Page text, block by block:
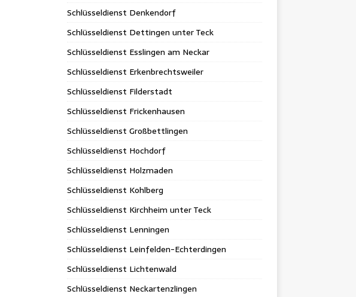
Schlüsseldienst Denkendorf
Schlüsseldienst Dettingen unter Teck
Schlüsseldienst Esslingen am Neckar
Schlüsseldienst Erkenbrechtsweiler
Schlüsseldienst Filderstadt
Schlüsseldienst Frickenhausen
Schlüsseldienst Großbettlingen
Schlüsseldienst Hochdorf
Schlüsseldienst Holzmaden
Schlüsseldienst Kohlberg
Schlüsseldienst Kirchheim unter Teck
Schlüsseldienst Lenningen
Schlüsseldienst Leinfelden-Echterdingen
Schlüsseldienst Lichtenwald
Schlüsseldienst Neckartenzlingen